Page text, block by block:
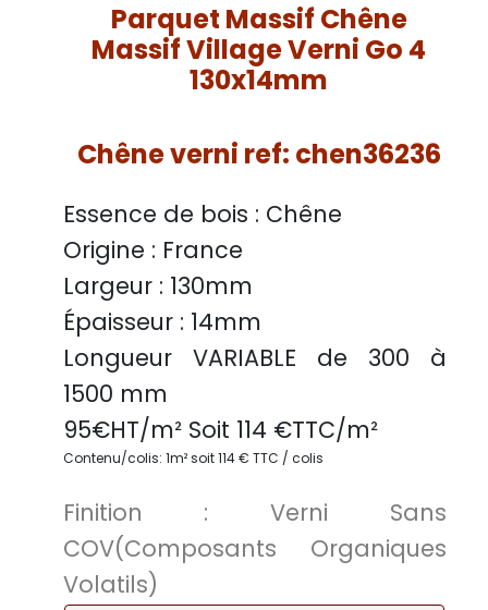
Parquet Massif Chêne
Massif Village Verni Go 4
130x14mm
Chêne verni ref: chen36236
Essence de bois : Chêne
Origine : France
Largeur : 130mm
Épaisseur : 14mm
Longueur VARIABLE de 300 à
1500 mm
95€HT/m² Soit 114 €TTC/m²
Contenu/colis: 1m² soit 114 € TTC / colis
Finition : Verni Sans
COV(Composants Organiques
Volatils)